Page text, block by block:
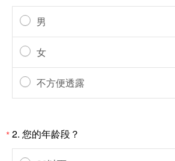
男
女
不方便透露
*2. 您的年龄段？